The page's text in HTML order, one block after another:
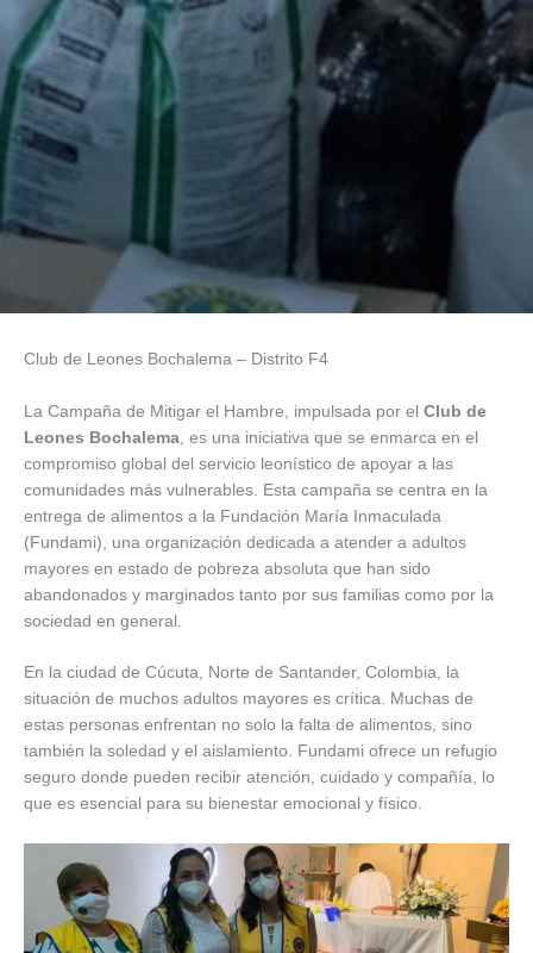
Club de Leones Bochalema – Distrito F4
La Campaña de Mitigar el Hambre, impulsada por el Club de
Leones Bochalema , es una iniciativa que se enmarca en el
compromiso global del servicio leonístico de apoyar a las
comunidades más vulnerables. Esta campaña se centra en la
entrega de alimentos a la Fundación María Inmaculada
(Fundami), una organización dedicada a atender a adultos
mayores en estado de pobreza absoluta que han sido
abandonados y marginados tanto por sus familias como por la
sociedad en general.
En la ciudad de Cúcuta, Norte de Santander, Colombia, la
situación de muchos adultos mayores es crítica. Muchas de
estas personas enfrentan no solo la falta de alimentos, sino
también la soledad y el aislamiento. Fundami ofrece un refugio
seguro donde pueden recibir atención, cuidado y compañía, lo
que es esencial para su bienestar emocional y físico.